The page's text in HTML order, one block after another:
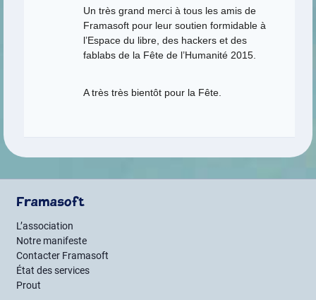
Un très grand merci à tous les amis de
Framasoft pour leur soutien formidable à
l’Espace du libre, des hackers et des
fablabs de la Fête de l’‪‎Humanité‬ 2015.
A très très bientôt pour la Fête.
Framasoft
L’association
Notre manifeste
Contacter Framasoft
État des services
Prout